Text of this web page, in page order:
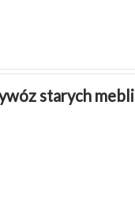
starych mebli